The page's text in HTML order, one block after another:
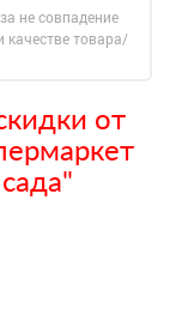
не совпадение
качестве товара/
от